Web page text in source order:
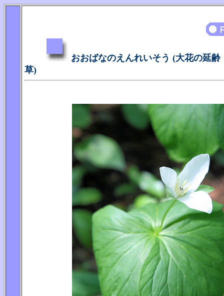
おおばなのえんれいそう (大花の延齢
草)